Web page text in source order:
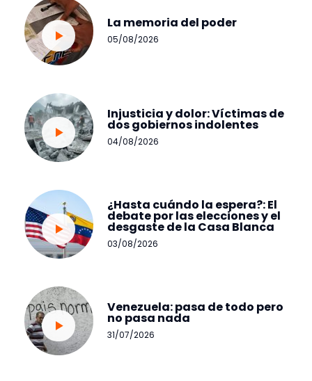
La memoria del poder
05/08/2026
Injusticia y dolor: Víctimas de
dos gobiernos indolentes
04/08/2026
¿Hasta cuándo la espera?: El
debate por las elecciones y el
desgaste de la Casa Blanca
03/08/2026
Venezuela: pasa de todo pero
no pasa nada
31/07/2026